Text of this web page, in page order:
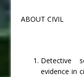
ABOUT CIVIL
Detective
evidence in